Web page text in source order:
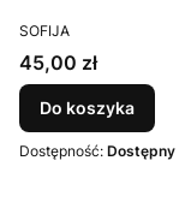
PRODUCENT
SOFIJA
Cena
45,00 zł
Do koszyka
Dostępność: Dostępny